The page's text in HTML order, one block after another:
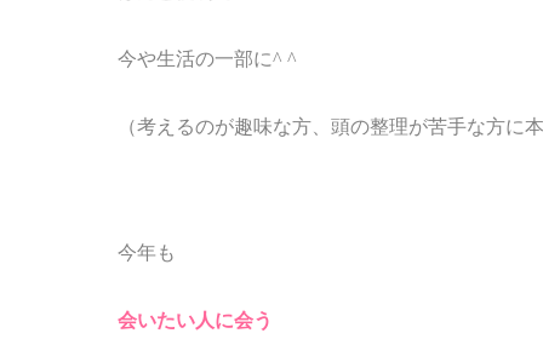
今や生活の一部に^ ^
（考えるのが趣味な方、頭の整理が苦手な方に
今年も
会いたい人に会う